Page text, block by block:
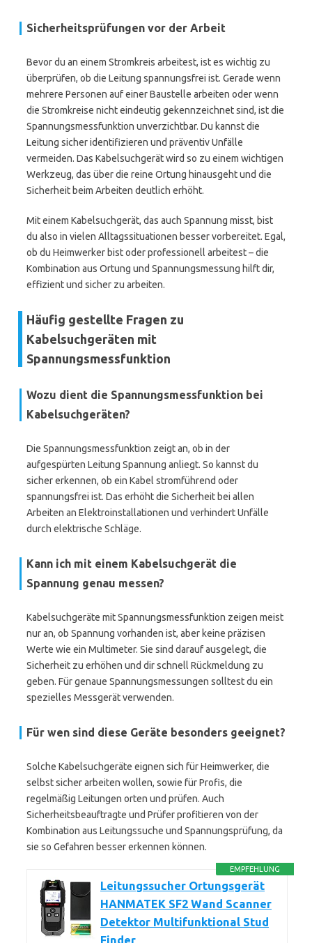
Sicherheitsprüfungen vor der Arbeit
Bevor du an einem Stromkreis arbeitest, ist es wichtig zu
überprüfen, ob die Leitung spannungsfrei ist. Gerade wenn
mehrere Personen auf einer Baustelle arbeiten oder wenn
die Stromkreise nicht eindeutig gekennzeichnet sind, ist die
Spannungsmessfunktion unverzichtbar. Du kannst die
Leitung sicher identifizieren und präventiv Unfälle
vermeiden. Das Kabelsuchgerät wird so zu einem wichtigen
Werkzeug, das über die reine Ortung hinausgeht und die
Sicherheit beim Arbeiten deutlich erhöht.
Mit einem Kabelsuchgerät, das auch Spannung misst, bist
du also in vielen Alltagssituationen besser vorbereitet. Egal,
ob du Heimwerker bist oder professionell arbeitest – die
Kombination aus Ortung und Spannungsmessung hilft dir,
effizient und sicher zu arbeiten.
Häufig gestellte Fragen zu
Kabelsuchgeräten mit
Spannungsmessfunktion
Wozu dient die Spannungsmessfunktion bei
Kabelsuchgeräten?
Die Spannungsmessfunktion zeigt an, ob in der
aufgespürten Leitung Spannung anliegt. So kannst du
sicher erkennen, ob ein Kabel stromführend oder
spannungsfrei ist. Das erhöht die Sicherheit bei allen
Arbeiten an Elektroinstallationen und verhindert Unfälle
durch elektrische Schläge.
Kann ich mit einem Kabelsuchgerät die
Spannung genau messen?
Kabelsuchgeräte mit Spannungsmessfunktion zeigen meist
nur an, ob Spannung vorhanden ist, aber keine präzisen
Werte wie ein Multimeter. Sie sind darauf ausgelegt, die
Sicherheit zu erhöhen und dir schnell Rückmeldung zu
geben. Für genaue Spannungsmessungen solltest du ein
spezielles Messgerät verwenden.
Für wen sind diese Geräte besonders geeignet?
Solche Kabelsuchgeräte eignen sich für Heimwerker, die
selbst sicher arbeiten wollen, sowie für Profis, die
regelmäßig Leitungen orten und prüfen. Auch
Sicherheitsbeauftragte und Prüfer profitieren von der
Kombination aus Leitungssuche und Spannungsprüfung, da
sie so Gefahren besser erkennen können.
EMPFEHLUNG
Leitungssucher Ortungsgerät
HANMATEK SF2 Wand Scanner
Detektor Multifunktional Stud
Finder